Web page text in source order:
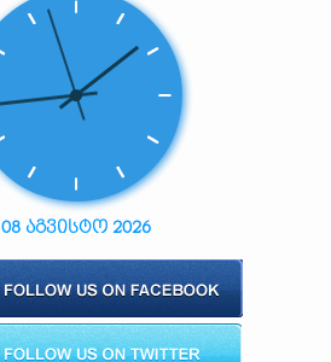
08 აგვისტო 2026